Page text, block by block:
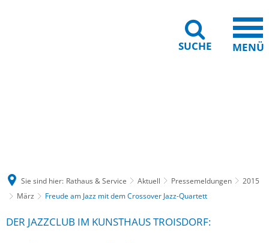
SUCHE MENÜ
Sie sind hier: Rathaus & Service Aktuell Pressemeldungen
2015
März
Freude am Jazz mit dem Crossover Jazz-Quartett
DER JAZZCLUB IM KUNSTHAUS TROISDORF: